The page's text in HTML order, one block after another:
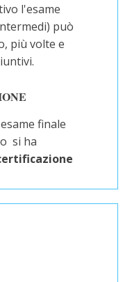
l'esame
può
più volte e
finale
si ha